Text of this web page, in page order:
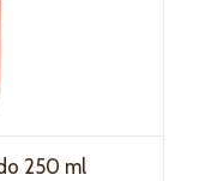
250 ml